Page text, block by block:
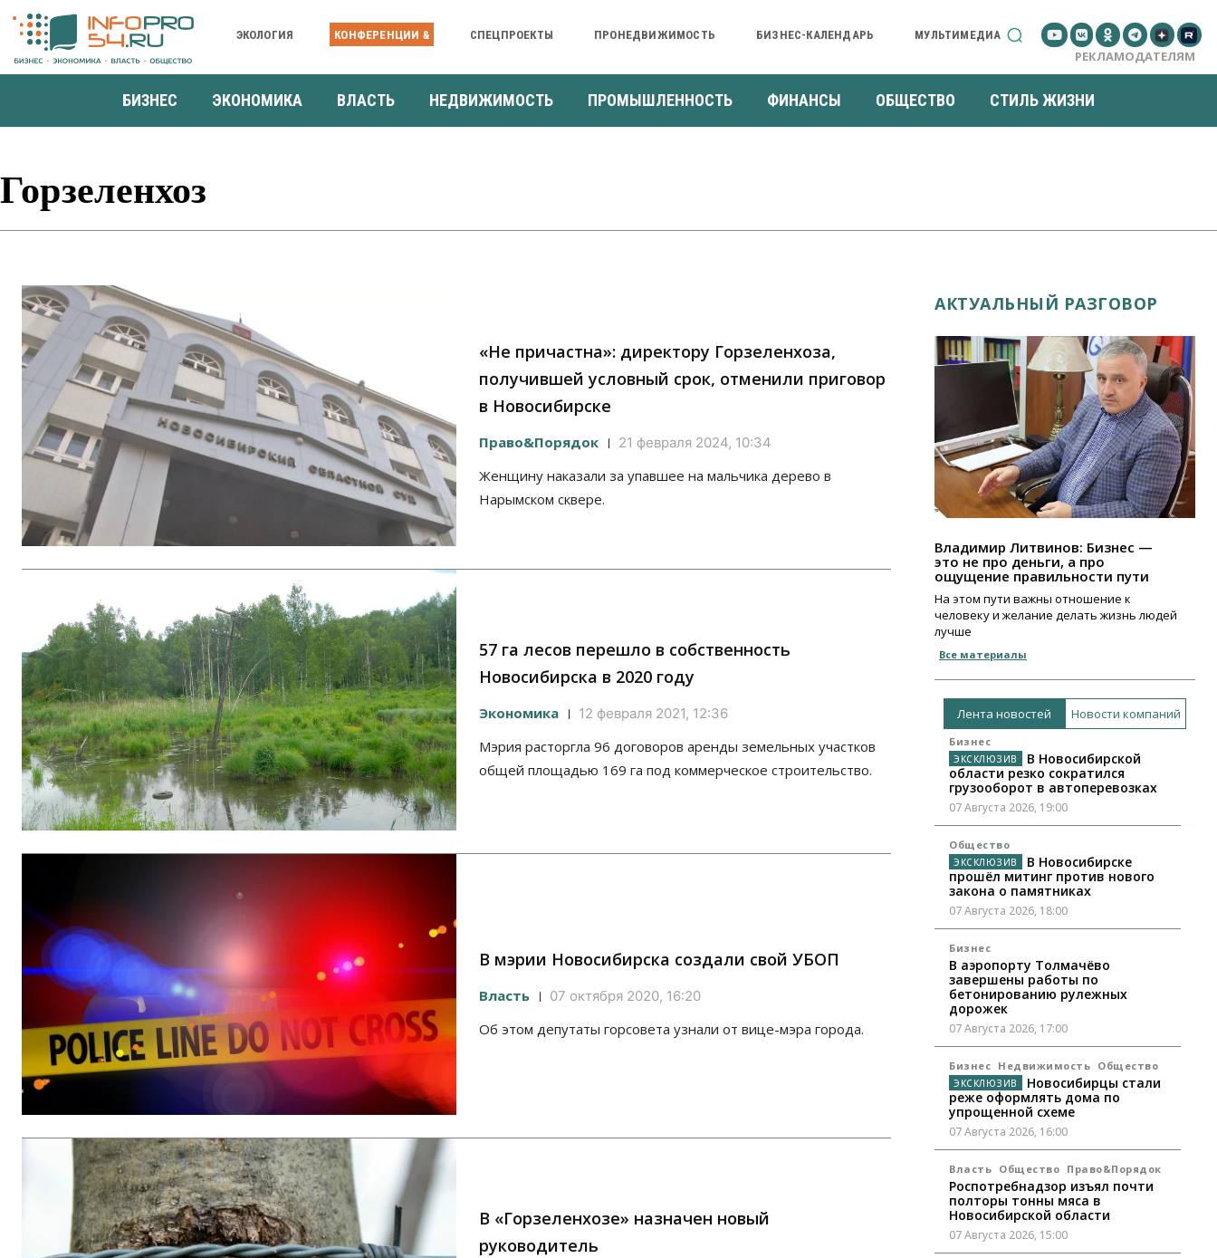
ЭКОЛОГИЯ КОНФЕРЕНЦИИ & СПЕЦПРОЕКТЫ ПРОНЕДВИЖИМОСТЬ БИЗНЕС-КАЛЕНДАРЬ МУЛЬТИМЕДИА
РЕКЛАМОДАТЕЛЯМ
БИЗНЕС ЭКОНОМИКА ВЛАСТЬ НЕДВИЖИМОСТЬ ПРОМЫШЛЕННОСТЬ ФИНАНСЫ ОБЩЕСТВО СТИЛЬ ЖИЗНИ
Горзеленхоз
«Не причастна»: директору Горзеленхоза,
получившей условный срок, отменили приговор
в Новосибирске
Право&Порядок 21 февраля 2024, 10:34
Женщину наказали за упавшее на мальчика дерево в
Нарымском сквере.
57 га лесов перешло в собственность
Новосибирска в 2020 году
Экономика 12 февраля 2021, 12:36
Мэрия расторгла 96 договоров аренды земельных участков
общей площадью 169 га под коммерческое строительство.
В мэрии Новосибирска создали свой УБОП
Власть 07 октября 2020, 16:20
Об этом депутаты горсовета узнали от вице-мэра города.
В «Горзеленхозе» назначен новый
руководитель
АКТУАЛЬНЫЙ РАЗГОВОР
Владимир Литвинов: Бизнес —
это не про деньги, а про
ощущение правильности пути
На этом пути важны отношение к
человеку и желание делать жизнь людей
лучше
Все материалы
Лента новостей Новости компаний
Бизнес
В Новосибирской
области резко сократился
грузооборот в автоперевозках
07 Августа 2026, 19:00
Общество
В Новосибирске
прошёл митинг против нового
закона о памятниках
07 Августа 2026, 18:00
Бизнес
В аэропорту Толмачёво
завершены работы по
бетонированию рулежных
дорожек
07 Августа 2026, 17:00
Бизнес Недвижимость Общество
Новосибирцы стали
реже оформлять дома по
упрощенной схеме
07 Августа 2026, 16:00
Власть Общество Право&Порядок
Роспотребнадзор изъял почти
полторы тонны мяса в
Новосибирской области
07 Августа 2026, 15:00